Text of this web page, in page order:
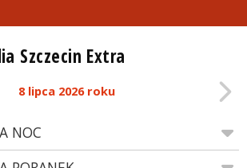
Szczecin Extra
8 lipca 2026 roku
NOC